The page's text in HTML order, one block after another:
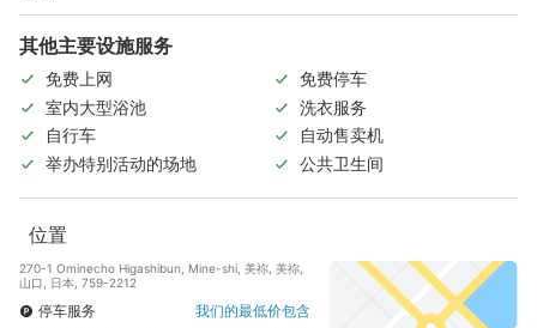
其他主要设施服务
免费上网
免费停车
室内大型浴池
洗衣服务
自行车
自动售卖机
举办特别活动的场地
公共卫生间
位置
270-1 Ominecho Higashibun, Mine-shi, 美祢, 美祢,
山口, 日本, 759-2212
停车服务
我们的最低价包含